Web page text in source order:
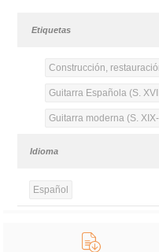
Etiquetas
Construcción,
Guitarra Española (S.
Guitarra moderna (S.
Idioma
Español